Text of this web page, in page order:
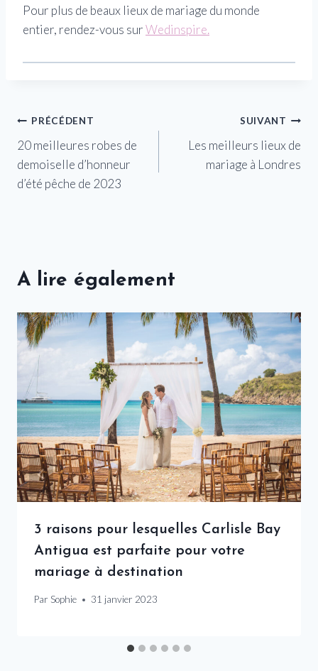
Pour plus de beaux lieux de mariage du monde
entier, rendez-vous surWedinspire.
Navigation
de
l’article
PRÉCÉDENT
20 meilleures robes de
demoiselle d’honneur
d’été pêche de 2023
SUIVANT
Les meilleurs lieux de
mariage à Londres
A lire également
3 raisons pour lesquelles Carlisle Bay
Antigua est parfaite pour votre
mariage à destination
Par Sophie 31 janvier 2023